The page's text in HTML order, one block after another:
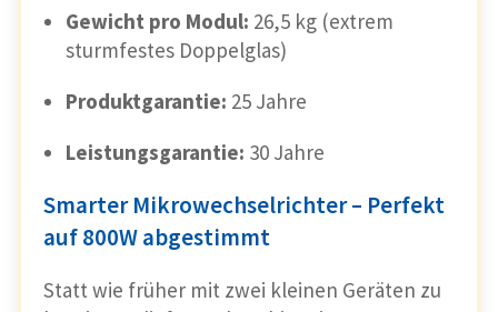
Gewicht pro Modul: 26,5 kg (extrem
sturmfestes Doppelglas)
Produktgarantie: 25 Jahre
Leistungsgarantie: 30 Jahre
Smarter Mikrowechselrichter – Perfekt
auf 800W abgestimmt
Statt wie früher mit zwei kleinen Geräten zu